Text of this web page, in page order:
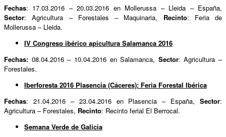
Fechas: 17.03.2016 – 20.03.2016 en Mollerussa – Lleida – España,
Sector: Agricultura – Forestales – Maquinaria, Recinto: Feria de
Mollerussa – Lleida.
IV Congreso ibérico apicultura Salamanca 2016
Fechas: 08.04.2016 – 10.04.2016 en Salamanca, Sector: Agricultura –
Forestales.
Iberforesta 2016 Plasencia (Cáceres): Feria Forestal Ibérica
Fechas: 21.04.2016 – 23.04.2016 en Plasencia – España, Sector:
Agricultura – Forestales, Recinto: Recinto ferial El Berrocal.
Semana Verde de Galicia